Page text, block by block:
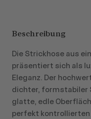
Beschreibung
Die Strickhose aus
präsentiert sich als
Eleganz. Der
dichter, formstabiler
glatte, edle
perfekt kontrollierten